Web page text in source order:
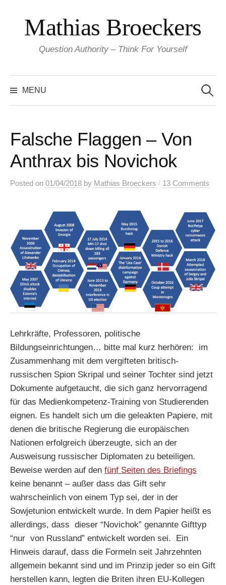
content
Mathias Broeckers
Question Authority – Think For Yourself
MENU
for:
Falsche Flaggen – Von
Anthrax bis Novichok
Posted on 01/04/2018 by Mathias Broeckers / 13 Comments
Lehrkräfte, Professoren, politische
Bildungseinrichtungen… bitte mal kurz herhören: im
Zusammenhang mit dem vergifteten britisch-
russischen Spion Skripal und seiner Tochter sind jetzt
Dokumente aufgetaucht, die sich ganz hervorragend
für das Medienkompetenz-Training von Studierenden
eignen. Es handelt sich um die geleakten Papiere, mit
denen die britische Regierung die europäischen
Nationen erfolgreich überzeugte, sich an der
Ausweisung russischer Diplomaten zu beteiligen.
Beweise werden auf den fünf Seiten des Briefings
keine benannt – außer dass das Gift sehr
wahrscheinlich von einem Typ sei, der in der
Sowjetunion entwickelt wurde. In dem Papier heißt es
allerdings, dass dieser “Novichok” genannte Gifttyp
“nur von Russland” entwickelt worden sei. Ein
Hinweis darauf, dass die Formeln seit Jahrzehnten
allgemein bekannt sind und im Prinzip jeder so ein Gift
herstellen kann, legten die Briten ihren EU-Kollegen